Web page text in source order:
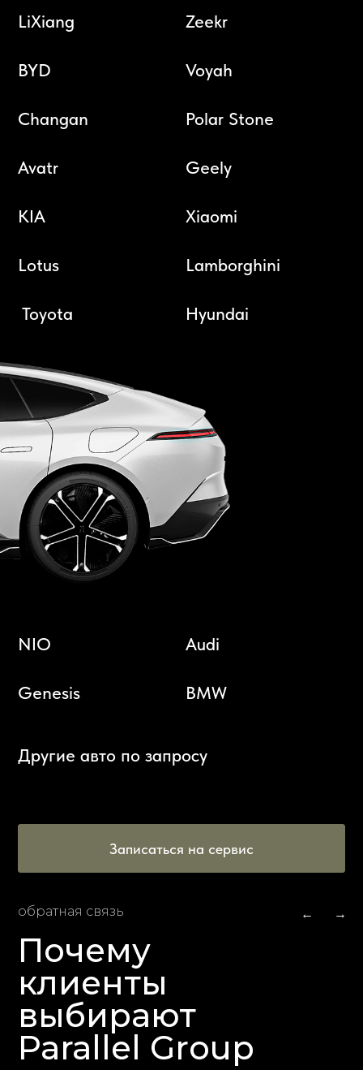
LiXiang Zeekr
Voyah
Avatr Geely
BYD
Changan
Toyota
NIO
Lotus
Polar Stone
BMW
Audi
Xiaomi
Genesis
Другие авто по запросу
KIA
Lamborghini
Hyundai
Записаться на сервис
Почему
клиенты
выбирают
Parallel Group
обратная связь →
←